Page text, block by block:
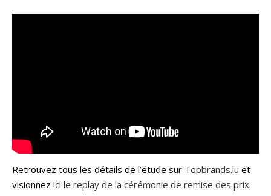
Retrouvez tous les détails de l’étude sur Topbrands.lu et
visionnez ici le replay de la cérémonie de remise des prix.